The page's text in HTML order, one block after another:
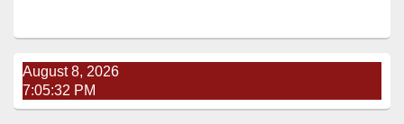
Widget
August 8, 2026
7:05:33 PM